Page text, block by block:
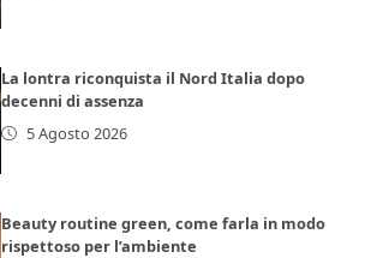
La lontra riconquista il Nord Italia dopo
decenni di assenza
5 Agosto 2026
Beauty routine green, come farla in modo
rispettoso per l’ambiente